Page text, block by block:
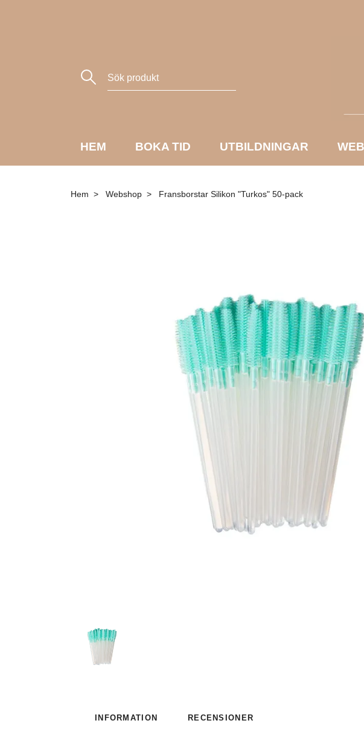
HEM BOKA TID UTBILDNINGAR
Hem Webshop Fransborstar Silikon "Turkos" 50-pack
INFORMATION RECENSIONER